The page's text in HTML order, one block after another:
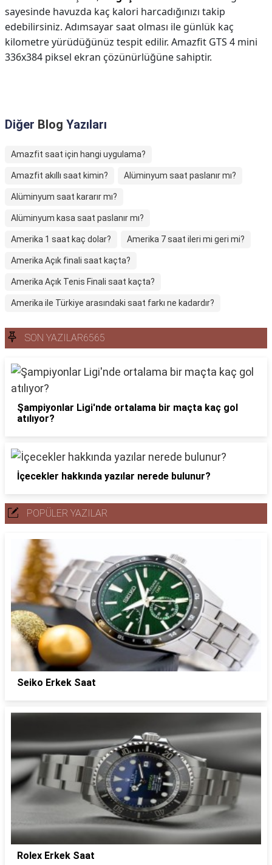
sayesinde havuzda kaç kalori harcadığınızı takip
edebilirsiniz. Adımsayar saat olması ile günlük kaç
kilometre yürüdüğünüz tespit edilir. Amazfit GTS 4 mini
336x384 piksel ekran çözünürlüğüne sahiptir.
Diğer Blog Yazıları
Amazfit saat için hangi uygulama?
Amazfit akıllı saat kimin? Alüminyum saat paslanır mı?
Alüminyum saat kararır mı?
Alüminyum kasa saat paslanır mı?
Amerika 1 saat kaç dolar? Amerika 7 saat ileri mi geri mi?
Amerika Açık finali saat kaçta?
Amerika Açık Tenis Finali saat kaçta?
Amerika ile Türkiye arasındaki saat farkı ne kadardır?
SON YAZILAR6565
Şampiyonlar Ligi'nde ortalama bir maçta kaç gol
atılıyor?
İçecekler hakkında yazılar nerede bulunur?
POPÜLER YAZILAR
Seiko Erkek Saat
Rolex Erkek Saat